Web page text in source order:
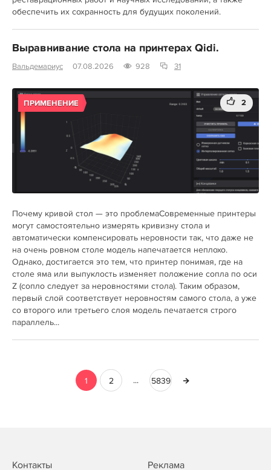
обеспечить их сохранность для будущих поколений.
Выравнивание стола на принтерах Qidi.
Вальдемариус 07.08.2026 928 31
ПРИМЕНЕНИЕ 2
Почему кривой стол — это проблемаСовременные принтеры
могут самостоятельно измерять кривизну стола и
автоматически компенсировать неровности так, что даже не
на очень ровном столе модель напечатается неплохо.
Однако, достигается это тем, что принтер понимая, где на
столе яма или выпуклость изменяет положение сопла по оси
Z (сопло следует за неровностями стола). Таким образом,
первый слой соответствует неровностям самого стола, а уже
со второго или третьего слоя модель печатается строго
параллель...
1 2 ... 5839
Контакты Реклама